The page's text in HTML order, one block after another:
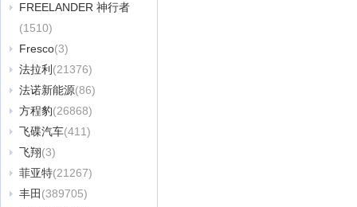
FREELANDER 神行者
(1510)
Fresco(3)
法拉利 (21376)
法诺新能源(86)
方程豹(26868)
飞碟汽车(411)
飞翔(3)
菲亚特(21267)
丰田 (389705)